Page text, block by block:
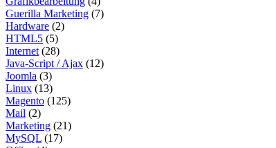
Guerilla Marketing (7)
Hardware (2)
HTML5 (5)
Internet (28)
Java-Script / Ajax (12)
Joomla (3)
Linux (13)
Magento (125)
Mail (2)
Marketing (21)
MySQL (17)